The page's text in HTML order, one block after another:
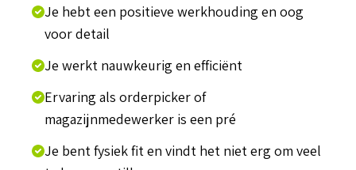
Je hebt een positieve werkhouding en oog
voor detail
Je werkt nauwkeurig en efficiënt
Ervaring als orderpicker of
magazijnmedewerker is een pré
Je bent fysiek fit en vindt het niet erg om veel